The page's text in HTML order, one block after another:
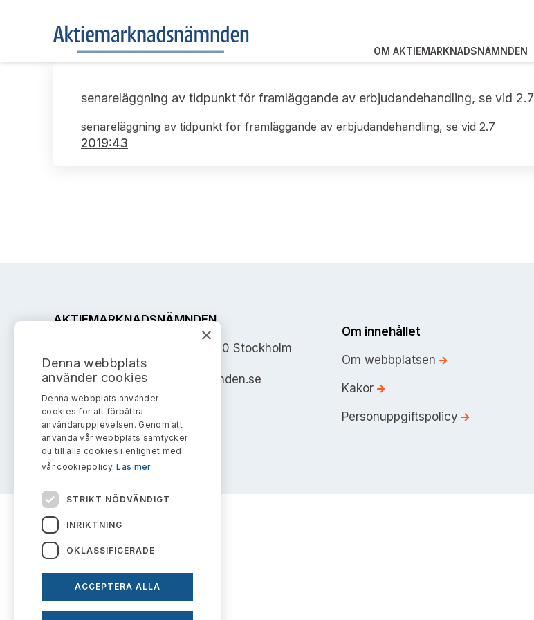
OM AKTIEMARKNADSNÄMNDEN
senareläggning av tidpunkt för framläggande av erbjudandehandling, se vid 2.7
senareläggning av tidpunkt för framläggande av erbjudandehandling, se vid 2.7
2019:43
AKTIEMARKNADSNÄMNDEN
Address: Box 7354, 103 90 Stockholm
info@aktiemarknadsnamnden.se
Om innehållet
Om webbplatsen
Kakor
Personuppgiftspolicy
×
Denna webbplats
använder cookies
Denna webbplats använder
cookies för att förbättra
användarupplevelsen. Genom att
använda vår webbplats samtycker
du till alla cookies i enlighet med
vår cookiepolicy.Läs mer
STRIKT NÖDVÄNDIGT
INRIKTNING
OKLASSIFICERADE
ACCEPTERA ALLA